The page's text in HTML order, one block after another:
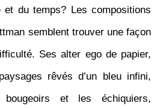
et du temps? Les compositions
semblent trouver une façon
Ses alter ego de papier,
rêvés d’un bleu infini,
et les échiquiers,